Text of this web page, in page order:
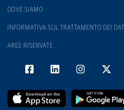
DOVE SIAMO
INFORMATIVA SUL TRATTAMENTO DEI DATI
AREE RISERVATE